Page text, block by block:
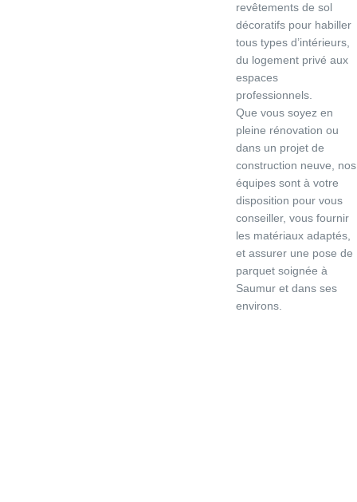
revêtements de sol
décoratifs pour habiller
tous types d’intérieurs,
du logement privé aux
espaces
professionnels.
Que vous soyez en
pleine rénovation ou
dans un projet de
construction neuve, nos
équipes sont à votre
disposition pour vous
conseiller, vous fournir
les matériaux adaptés,
et assurer une pose de
parquet soignée à
Saumur et dans ses
environs.